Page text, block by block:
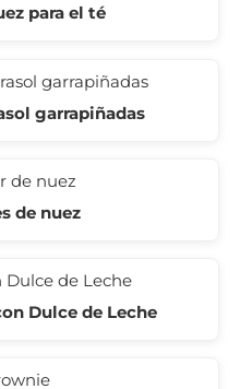
para el té
garrapiñadas
de nuez
Dulce de Leche